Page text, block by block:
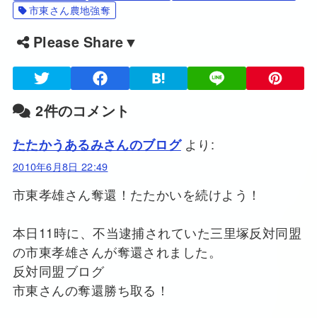
市東さん農地強奪
Please Share▼
2件のコメント
たたかうあるみさんのブログ より:
2010年6月8日 22:49
市東孝雄さん奪還！たたかいを続けよう！
本日11時に、不当逮捕されていた三里塚反対同盟
の市東孝雄さんが奪還されました。
反対同盟ブログ
市東さんの奪還勝ち取る！